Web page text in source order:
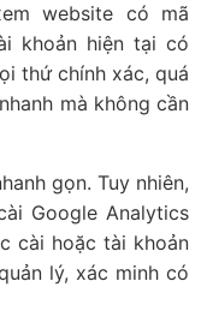
website có mã
khoản hiện tại có
thứ chính xác, quá
mà không cần
gọn. Tuy nhiên,
Google Analytics
cài hoặc tài khoản
lý, xác minh có